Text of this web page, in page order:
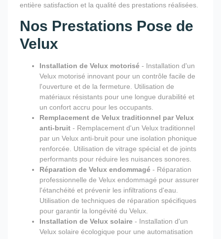
entière satisfaction et la qualité des prestations réalisées.
Nos Prestations Pose de
Velux
Installation de Velux motorisé - Installation d'un
Velux motorisé innovant pour un contrôle facile de
l'ouverture et de la fermeture. Utilisation de
matériaux résistants pour une longue durabilité et
un confort accru pour les occupants.
Remplacement de Velux traditionnel par Velux
anti-bruit - Remplacement d'un Velux traditionnel
par un Velux anti-bruit pour une isolation phonique
renforcée. Utilisation de vitrage spécial et de joints
performants pour réduire les nuisances sonores.
Réparation de Velux endommagé - Réparation
professionnelle de Velux endommagé pour assurer
l'étanchéité et prévenir les infiltrations d'eau.
Utilisation de techniques de réparation spécifiques
pour garantir la longévité du Velux.
Installation de Velux solaire - Installation d'un
Velux solaire écologique pour une automatisation